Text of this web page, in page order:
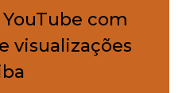
ativo
com
visualizações